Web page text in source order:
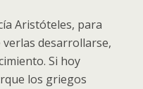
Aristóteles, para
desarrollarse,
Si hoy
los griegos